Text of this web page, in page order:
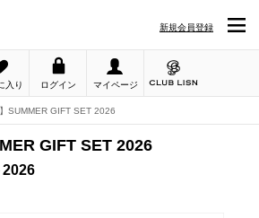
新規会員登録
入り ログイン マイページ
】SUMMER GIFT SET 2026
GIFT SET 2026
2026